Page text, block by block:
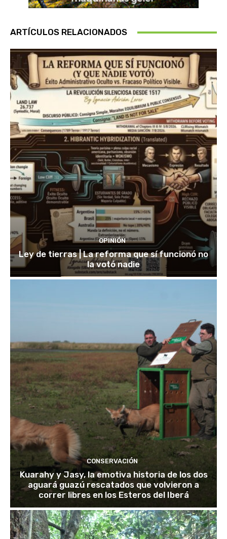
ARTÍCULOS RELACIONADOS
OPINIÓN
Ley de tierras | La reforma que sí funcionó no
la votó nadie
CONSERVACIÓN
Kuarahy y Jasy, la emotiva historia de los dos
aguará guazú rescatados que volvieron a
correr libres en los Esteros del Iberá